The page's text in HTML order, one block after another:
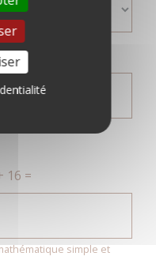
16 =
simple et